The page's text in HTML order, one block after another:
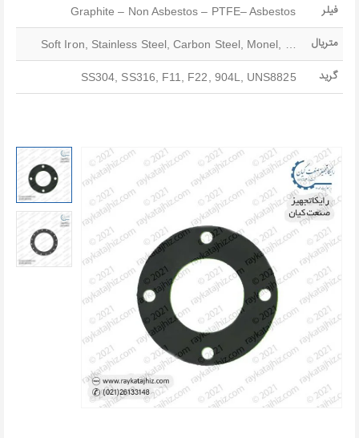
فیلر Graphite – Non Asbestos – PTFE– Asbestos
متریال Soft Iron, Stainless Steel, Carbon Steel, Monel, …
گرید SS304, SS316, F11, F22, 904L, UNS8825